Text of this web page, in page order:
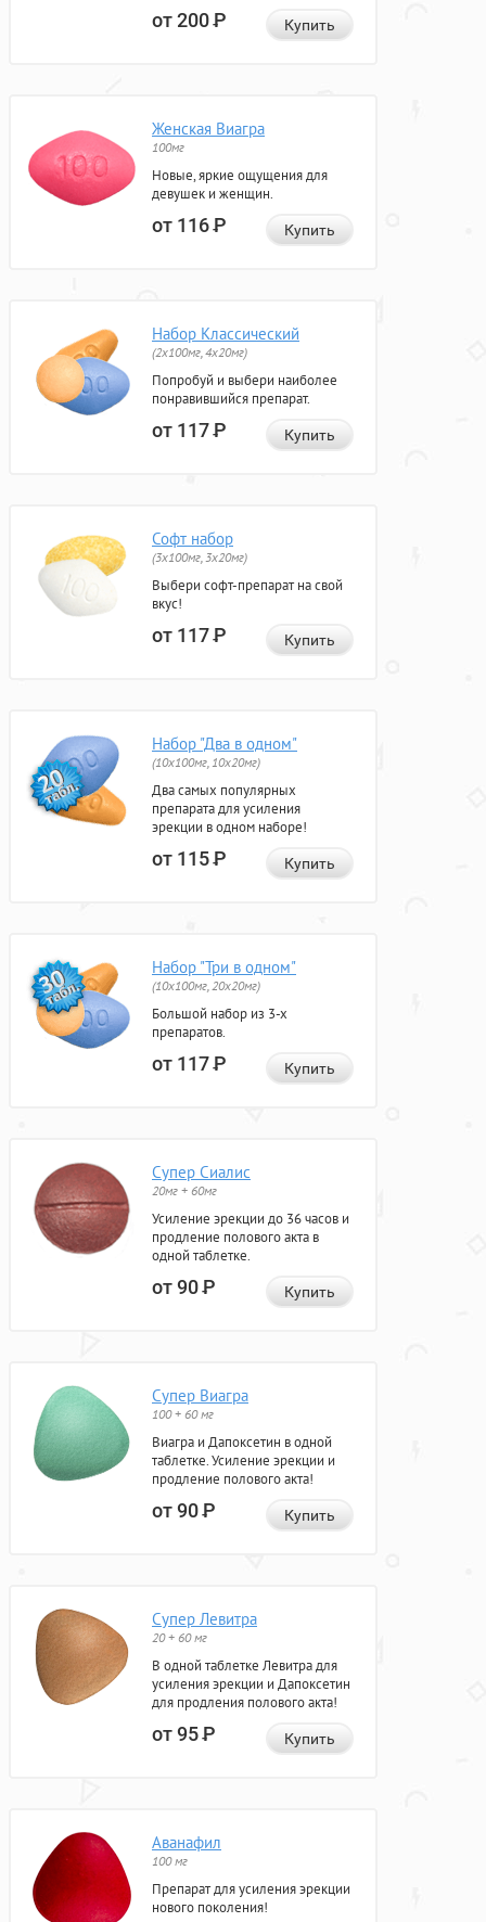
от 200Р Купить
Женская Виагра
100мг
Новые, яркие ощущения для
девушек и женщин.
от 116Р Купить
Набор Классический
(2x100мг, 4x20мг)
Попробуй и выбери наиболее
понравившийся препарат.
от 117Р Купить
Софт набор
(3x100мг, 3x20мг)
Выбери софт-препарат на свой
вкус!
от 117Р Купить
Набор "Два в одном"
(10x100мг, 10x20мг)
Два самых популярных
препарата для усиления
эрекции в одном наборе!
от 115Р Купить
Набор "Три в одном"
(10x100мг, 20x20мг)
Большой набор из 3-х
препаратов.
от 117Р Купить
Супер Сиалис
20мг + 60мг
Усиление эрекции до 36 часов и
продление полового акта в
одной таблетке.
от 90Р Купить
Супер Виагра
100 + 60 мг
Виагра и Дапоксетин в одной
таблетке. Усиление эрекции и
продление полового акта!
от 90Р Купить
Супер Левитра
20 + 60 мг
В одной таблетке Левитра для
усиления эрекции и Дапоксетин
для продления полового акта!
от 95Р Купить
Аванафил
100 мг
Препарат для усиления эрекции
нового поколения!